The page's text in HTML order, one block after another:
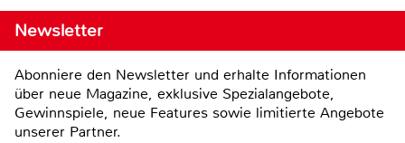
Newsletter
Abonniere den Newsletter und erhalte Informationen
über neue Magazine, exklusive Spezialangebote,
Gewinnspiele, neue Features sowie limitierte Angebote
unserer Partner.